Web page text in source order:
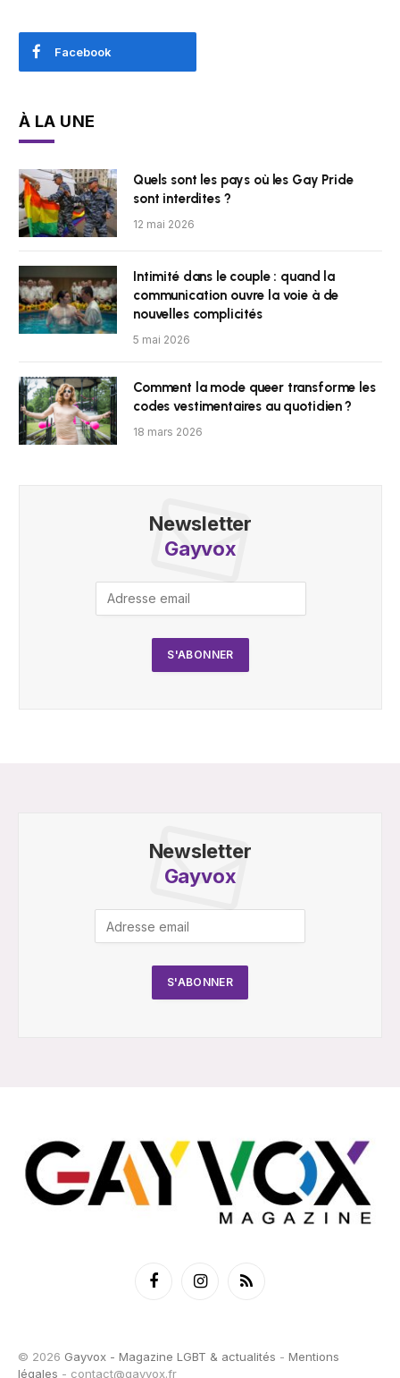
Facebook
À LA UNE
Quels sont les pays où les Gay Pride
sont interdites ?
12 mai 2026
Intimité dans le couple : quand la
communication ouvre la voie à de
nouvelles complicités
5 mai 2026
Comment la mode queer transforme les
codes vestimentaires au quotidien ?
18 mars 2026
Newsletter
Gayvox
Newsletter
Gayvox
FacebookInstagramRSS
© 2026 Gayvox - Magazine LGBT & actualités - Mentions
légales - contact@gayvox.fr